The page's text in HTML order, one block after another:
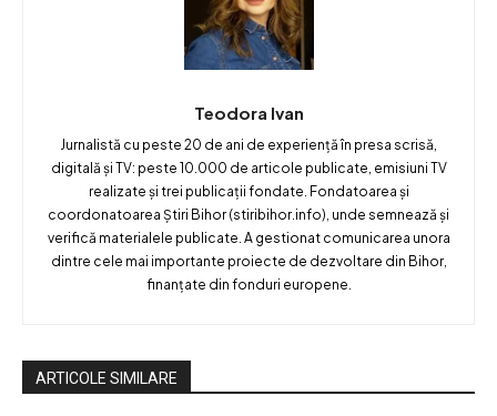
Teodora Ivan
Jurnalistă cu peste 20 de ani de experiență în presa scrisă,
digitală și TV: peste 10.000 de articole publicate, emisiuni TV
realizate și trei publicații fondate. Fondatoarea și
coordonatoarea Știri Bihor (stiribihor.info), unde semnează și
verifică materialele publicate. A gestionat comunicarea unora
dintre cele mai importante proiecte de dezvoltare din Bihor,
finanțate din fonduri europene.
ARTICOLE SIMILARE